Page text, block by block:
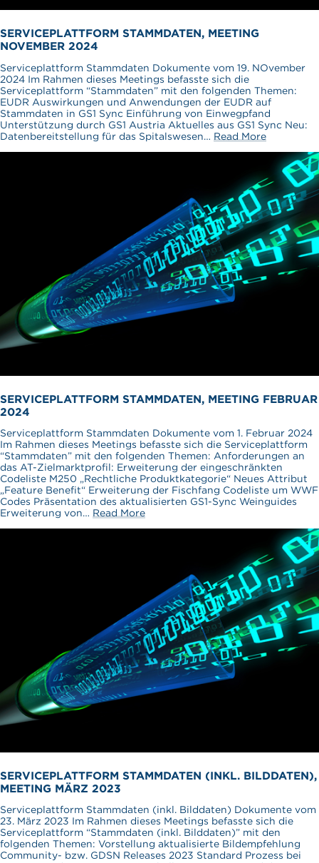
SERVICEPLATTFORM STAMMDATEN, MEETING
NOVEMBER 2024
Serviceplattform Stammdaten Dokumente vom 19. NOvember
2024 Im Rahmen dieses Meetings befasste sich die
Serviceplattform “Stammdaten” mit den folgenden Themen:
EUDR Auswirkungen und Anwendungen der EUDR auf
Stammdaten in GS1 Sync Einführung von Einwegpfand
Unterstützung durch GS1 Austria Aktuelles aus GS1 Sync Neu:
Datenbereitstellung für das Spitalswesen… Read More
SERVICEPLATTFORM STAMMDATEN, MEETING FEBRUAR
2024
Serviceplattform Stammdaten Dokumente vom 1. Februar 2024
Im Rahmen dieses Meetings befasste sich die Serviceplattform
“Stammdaten” mit den folgenden Themen: Anforderungen an
das AT-Zielmarktprofil: Erweiterung der eingeschränkten
Codeliste M250 „Rechtliche Produktkategorie“ Neues Attribut
„Feature Benefit“ Erweiterung der Fischfang Codeliste um WWF
Codes Präsentation des aktualisierten GS1-Sync Weinguides
Erweiterung von… Read More
SERVICEPLATTFORM STAMMDATEN (INKL. BILDDATEN),
MEETING MÄRZ 2023
Serviceplattform Stammdaten (inkl. Bilddaten) Dokumente vom
23. März 2023 Im Rahmen dieses Meetings befasste sich die
Serviceplattform “Stammdaten (inkl. Bilddaten)” mit den
folgenden Themen: Vorstellung aktualisierte Bildempfehlung
Community- bzw. GDSN Releases 2023 Standard Prozess bei